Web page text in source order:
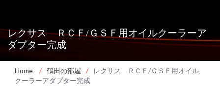
レクサス ＲＣＦ/ＧＳＦ用オイルクーラーア
ダプター完成
Home / 鶴田の部屋 /
レクサス ＲＣＦ/ＧＳＦ用オイル
クーラーアダプター完成